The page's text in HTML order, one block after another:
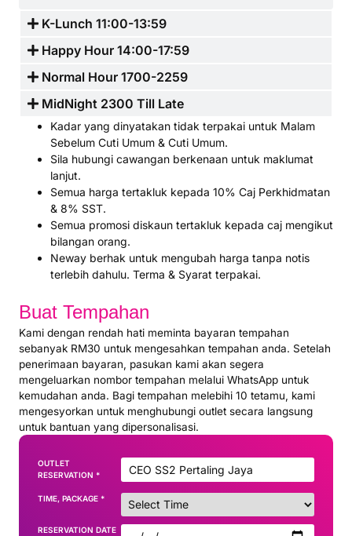
K-Lunch 11:00-13:59
Happy Hour 14:00-17:59
Normal Hour 1700-2259
MidNight 2300 Till Late
Kadar yang dinyatakan tidak terpakai untuk Malam
Sebelum Cuti Umum & Cuti Umum.
Sila hubungi cawangan berkenaan untuk maklumat
lanjut.
Semua harga tertakluk kepada 10% Caj Perkhidmatan
& 8% SST.
Semua promosi diskaun tertakluk kepada caj mengikut
bilangan orang.
Neway berhak untuk mengubah harga tanpa notis
terlebih dahulu. Terma & Syarat terpakai.
Buat Tempahan
Kami dengan rendah hati meminta bayaran tempahan
sebanyak RM30 untuk mengesahkan tempahan anda. Setelah
penerimaan bayaran, pasukan kami akan segera
mengeluarkan nombor tempahan melalui WhatsApp untuk
kemudahan anda. Bagi tempahan melebihi 10 tetamu, kami
mengesyorkan untuk menghubungi outlet secara langsung
untuk bantuan yang dipersonalisasi.
OUTLET
RESERVATION *
TIME, PACKAGE *
RESERVATION DATE